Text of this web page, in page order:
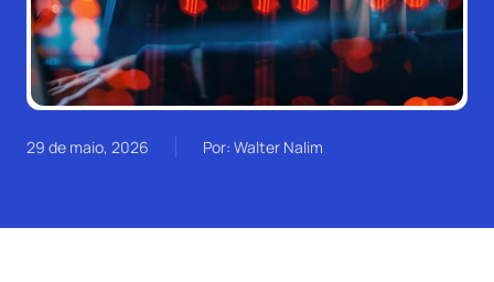
29 de maio, 2026 Por: Walter Nalim